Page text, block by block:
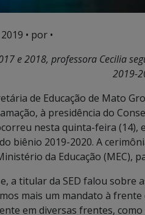
• por •
e 2018, professora Cecilia
2019-
de Educação de Mato
à presidência do
nesta quinta-feira
biênio 2019-2020. A
da Educação (MEC),
a titular da SED falou sobre
mais um mandato à
em diversas frentes,